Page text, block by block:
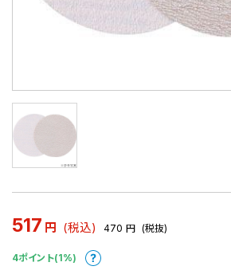
517 円 (税込) 470 円 (税抜)
4ポイント(1%)